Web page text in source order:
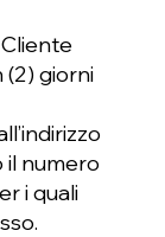
giorni
il numero
i quali